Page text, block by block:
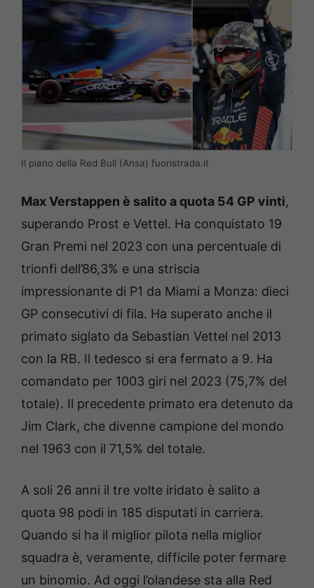
Il piano della Red Bull (Ansa) fuoristrada.it
Max Verstappen è salito a quota 54 GP vinti,
superando Prost e Vettel. Ha conquistato 19
Gran Premi nel 2023 con una percentuale di
trionfi dell’86,3% e una striscia
impressionante di P1 da Miami a Monza: dieci
GP consecutivi di fila. Ha superato anche il
primato siglato da Sebastian Vettel nel 2013
con la RB. Il tedesco si era fermato a 9. Ha
comandato per 1003 giri nel 2023 (75,7% del
totale). Il precedente primato era detenuto da
Jim Clark, che divenne campione del mondo
nel 1963 con il 71,5% del totale.
A soli 26 anni il tre volte iridato è salito a
quota 98 podi in 185 disputati in carriera.
Quando si ha il miglior pilota nella miglior
squadra è, veramente, difficile poter fermare
un binomio. Ad oggi l’olandese sta alla Red